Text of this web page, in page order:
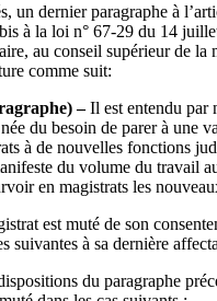
un dernier paragraphe à
à la loi n° 67-29 du 14
au conseil supérieur de la
comme suit:
–Il est entendu par
du besoin de parer à une
à de nouvelles fonctions
du volume du travail
en magistrats les
est muté de son
suivantes à sa dernière
du paragraphe